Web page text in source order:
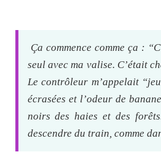
Ça commence comme ça :
seul avec ma valise. C’était
Le contrôleur m’appelait
écrasées et l’odeur de
noirs des haies et des
descendre du train, comme